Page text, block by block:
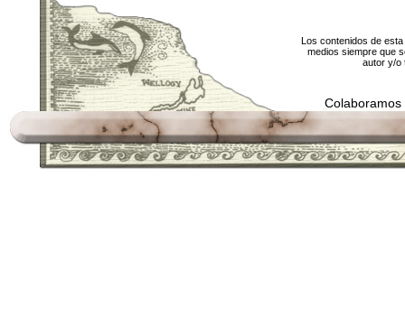
Los contenidos de
medios siempre que
autor y/o